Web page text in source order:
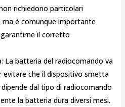
richiedono particolari
è comunque importante
il corretto
La batteria del radiocomando va
che il dispositivo smetta
dal tipo di radiocomando
la batteria dura diversi mesi.